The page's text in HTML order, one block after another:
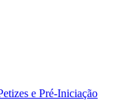
e Pré-Iniciação